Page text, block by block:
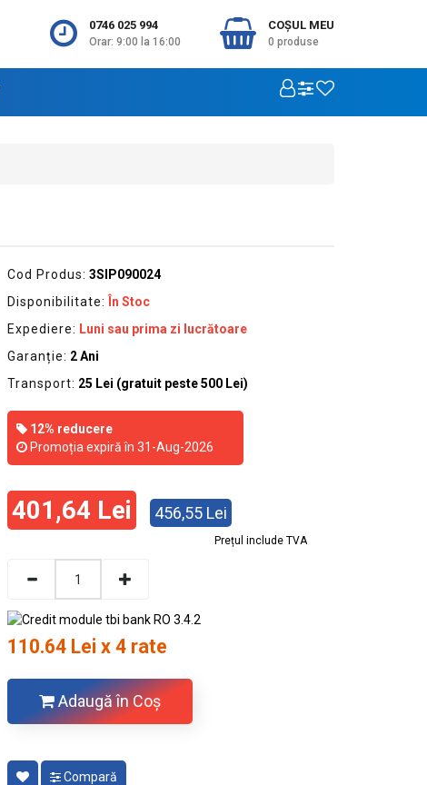
0746 025 994
Orar: 9:00 la 16:00
COŞUL MEU
0 produse
Cod Produs: 3SIP090024
Disponibilitate:
În Stoc
Expediere: Luni sau prima zi lucrătoare
Garanție: 2 Ani
Transport: 25 Lei (gratuit peste 500 Lei)
12% reducere
Promoția expiră în 31-Aug-2026
401,64 Lei 456,55 Lei
Prețul include TVA
110.64 Lei x 4 rate
Adaugă în Coş
Compară